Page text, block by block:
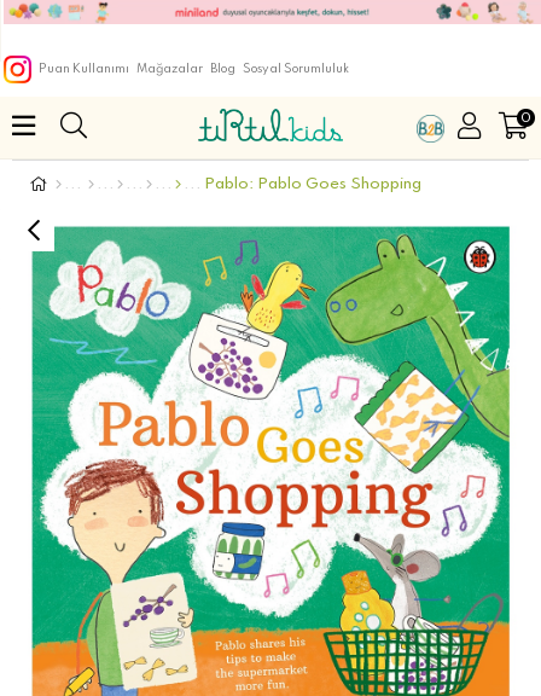
Puan Kullanımı Mağazalar Blog Sosyal Sorumluluk
0
Pablo: Pablo Goes Shopping